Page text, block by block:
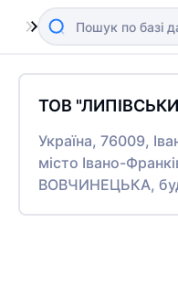
ТОВ
Україна, 76009,
місто Івано-
ВОВЧИНЕЦЬКА,